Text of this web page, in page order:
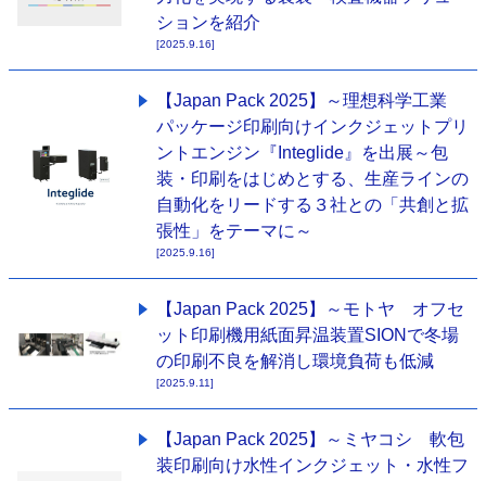
ションを紹介
[2025.9.16]
【Japan Pack 2025】～理想科学工業
パッケージ印刷向けインクジェットプリ
ントエンジン『Integlide』を出展～包
装・印刷をはじめとする、生産ラインの
自動化をリードする３社との「共創と拡
張性」をテーマに～
[2025.9.16]
【Japan Pack 2025】～モトヤ オフセ
ット印刷機用紙面昇温装置SIONで冬場
の印刷不良を解消し環境負荷も低減
[2025.9.11]
【Japan Pack 2025】～ミヤコシ 軟包
装印刷向け水性インクジェット・水性フ